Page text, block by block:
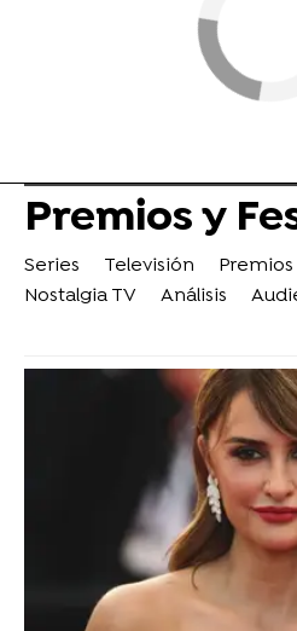
Premios y
Series Televisión Premios
Nostalgia TV
Análisis